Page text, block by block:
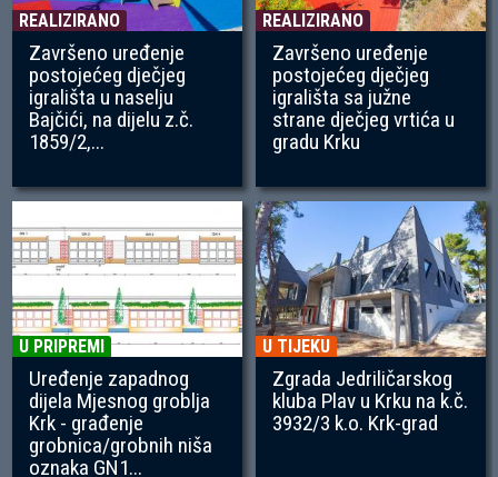
REALIZIRANO
Završeno uređenje
postojećeg dječjeg
igrališta u naselju
Bajčići, na dijelu z.č.
1859/2,...
REALIZIRANO
Završeno uređenje
postojećeg dječjeg
igrališta sa južne
strane dječjeg vrtića u
gradu Krku
U PRIPREMI
Uređenje zapadnog
dijela Mjesnog groblja
Krk - građenje
grobnica/grobnih niša
oznaka GN1...
U TIJEKU
Zgrada Jedriličarskog
kluba Plav u Krku na k.č.
3932/3 k.o. Krk-grad